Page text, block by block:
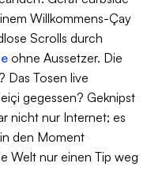
Willkommens-Çay
Scrolls durch
ohne Aussetzer. Die
Das Tosen live
gegessen? Geknipst
nicht nur Internet; es
den Moment
Welt nur einen Tip weg